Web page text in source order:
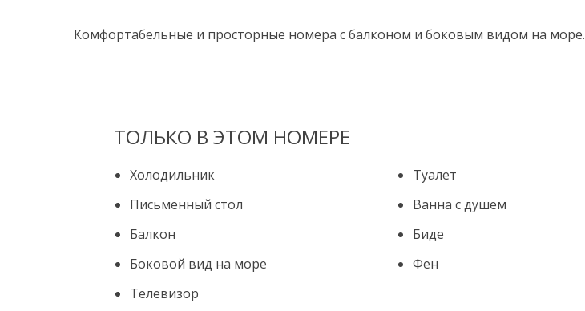
Комфортабельные и просторные номера с балконом и боковым видом на море.
ТОЛЬКО В ЭТОМ НОМЕРЕ
Холодильник
Письменный стол
Балкон
Боковой вид на море
Телевизор
Туалет
Ванна с душем
Биде
Фен